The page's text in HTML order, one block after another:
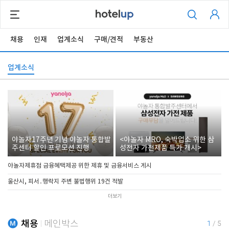
채용 인재 업계소식 구매/견적 부동산
업계소식
야놀자17주년 기념 야놀자 통합발
주센터 할인 프로모션 진행
<야놀자 MRO, 숙박업소 위한 삼
성전자 가전제품 특가 개시>
야놀자제휴점 금융혜택제공 위한 제휴 및 금융서비스 게시
울산시, 피서․행락지 주변 불법행위 19건 적발
더보기
채용 메인박스 1 / 5